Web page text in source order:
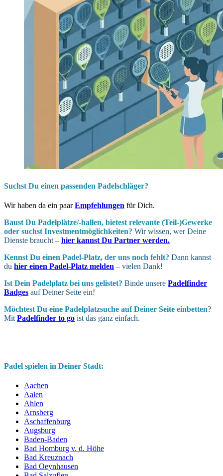
Suchst Du einen passenden Padelschläger?
Wir haben da ein paarEmpfehlungen für Dich.
Baust Du Padel­plätze/-hallen, bietest relevante (Teil-)Gewerke
oder suchst In­vest­ment­möglich­keiten? Wir wissen, wer Deine
Dienste braucht – hier kannst Du Partner werden.
Kennst Du einen Padel-Platz, der uns noch fehlt? Dann kannst
du hier einen Padel-Platz melden – vielen Dank!
Ist Dein Padel­platz bei uns gelistet? Binde unsere Padelfinder
Badges auf Deiner Seite ein!
Möchtest Du eine Padel­platz­suche auf Deiner Seite ein­betten?
MitPadelfinder to go ist das ganz einfach.
Padel spielen in Deiner Stadt:
Aachen
Aalen
Ahlen
Arnsberg
Aschaffenburg
Augsburg
Baden-Baden
Bad Homburg v. d. Höhe
Bad Kreuznach
Bad Oeynhausen